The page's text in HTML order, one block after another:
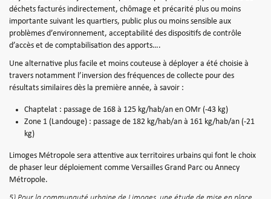
déchets facturés indirectement, chômage et précarité plus ou moins
importante suivant les quartiers, public plus ou moins sensible aux
problèmes d’environnement, acceptabilité des dispositifs de contrôle
d’accès et de comptabilisation des apports….
Une alternative plus facile et moins couteuse à déployer a été choisie à
travers notamment l’inversion des fréquences de collecte pour des
résultats similaires dès la première année, à savoir :
Chaptelat : passage de 168 à 125 kg/hab/an en OMr (-43 kg)
Zone 1 (Landouge) : passage de 182 kg/hab/an à 161 kg/hab/an (-21
kg)
Limoges Métropole sera attentive aux territoires urbains qui font le choix
de phaser leur déploiement comme Versailles Grand Parc ou Annecy
Métropole.